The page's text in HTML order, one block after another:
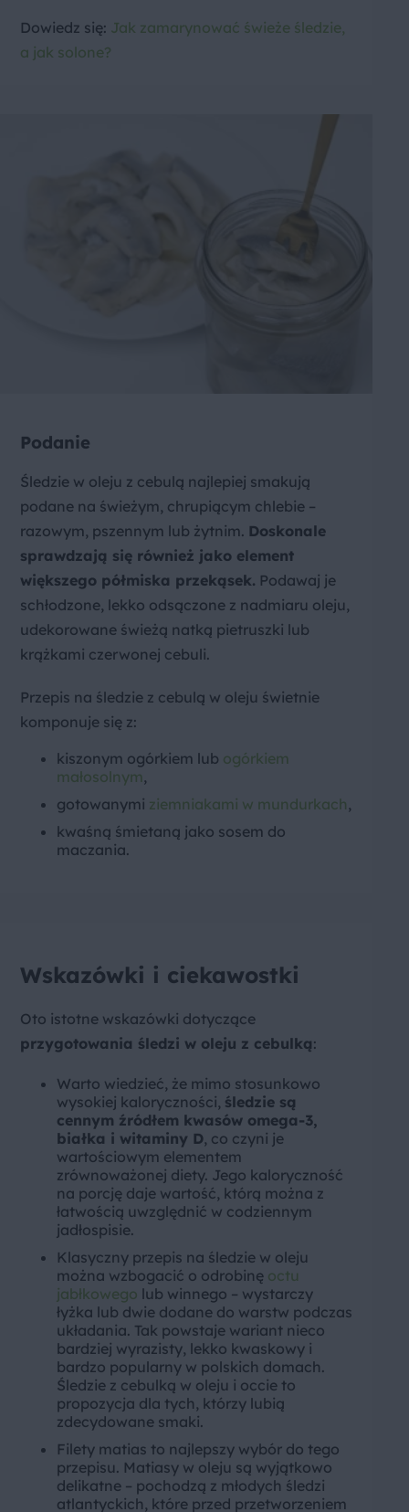
Dowiedz się: Jak zamarynować świeże śledzie,
a jak solone?
Podanie
Śledzie w oleju z cebulą najlepiej smakują
podane na świeżym, chrupiącym chlebie –
razowym, pszennym lub żytnim. Doskonale
sprawdzają się również jako element
większego półmiska przekąsek. Podawaj je
schłodzone, lekko odsączone z nadmiaru oleju,
udekorowane świeżą natką pietruszki lub
krążkami czerwonej cebuli.
Przepis na śledzie z cebulą w oleju świetnie
komponuje się z:
kiszonym ogórkiem lub ogórkiem
małosolnym,
gotowanymi ziemniakami w mundurkach,
kwaśną śmietaną jako sosem do
maczania.
Wskazówki i ciekawostki
Oto istotne wskazówki dotyczące
przygotowania śledzi w oleju z cebulką:
Warto wiedzieć, że mimo stosunkowo
wysokiej kaloryczności, śledzie są
cennym źródłem kwasów omega-3,
białka i witaminy D, co czyni je
wartościowym elementem
zrównoważonej diety. Jego kaloryczność
na porcję daje wartość, którą można z
łatwością uwzględnić w codziennym
jadłospisie.
Klasyczny przepis na śledzie w oleju
można wzbogacić o odrobinę octu
jabłkowego lub winnego – wystarczy
łyżka lub dwie dodane do warstw podczas
układania. Tak powstaje wariant nieco
bardziej wyrazisty, lekko kwaskowy i
bardzo popularny w polskich domach.
Śledzie z cebulką w oleju i occie to
propozycja dla tych, którzy lubią
zdecydowane smaki.
Filety matias to najlepszy wybór do tego
przepisu. Matiasy w oleju są wyjątkowo
delikatne – pochodzą z młodych śledzi
atlantyckich, które przed przetworzeniem